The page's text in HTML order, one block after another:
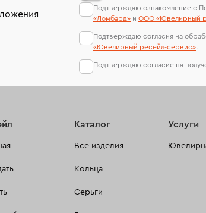
Подтверждаю ознакомление с
«Ломбард» и ООО «Ювелирный
Подтверждаю согласия на
«Ювелирный ресейл-сервиc».
Подтверждаю согласие на
Каталог
Все изделия
Кольца
Серьги
Услуги